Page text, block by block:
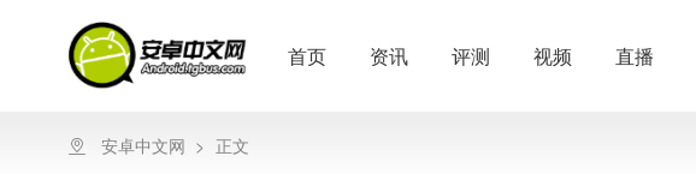
首页 资讯 评测 视频 直播
安卓中文网 > 正文